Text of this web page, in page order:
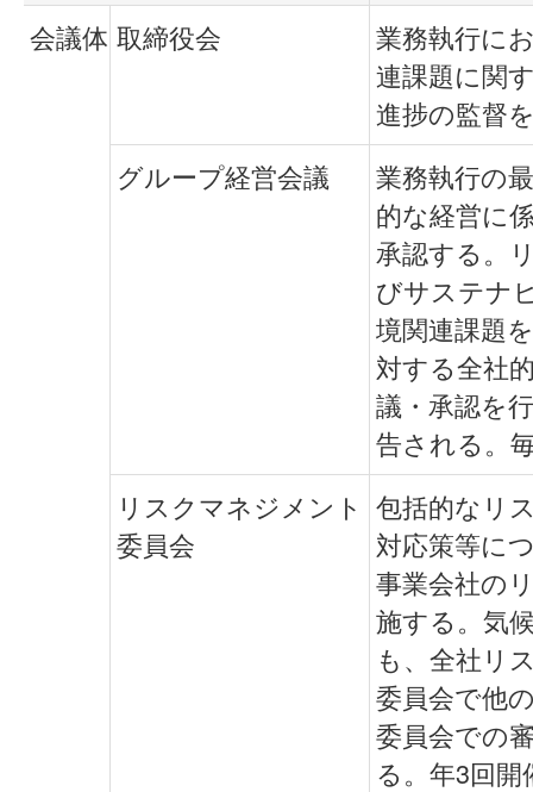
会議体 取締役会
業務執行に
連課題に関
進捗の監督
グループ経営会議
業務執行の
的な経営に
承認する。
びサステナ
境関連課題
対する全社
議・承認を
告される。
リスクマネジメント
委員会
包括的なリ
対応策等に
事業会社の
施する。気
も、全社リ
委員会で他
委員会での
る。年3回開